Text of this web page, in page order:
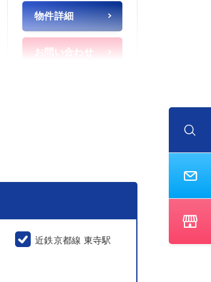
物件詳細
お問い合わせ
近鉄京都線 東寺駅